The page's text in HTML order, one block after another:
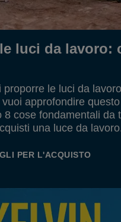
luci da lavoro:
proporre le luci da
approfondire questo
8 cose fondamentali da
una luce da
PER L'ACQUISTO